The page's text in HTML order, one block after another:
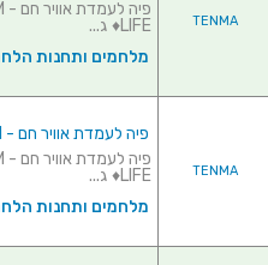
TENMA
LIFE♦ ג...
מלחמים ותחנות
TENMA
פיה לעמדת אוויר חם - SOP 15.0X5.7MM
LIFE♦ ג...
מלחמים ותחנות